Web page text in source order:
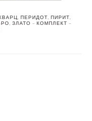
ПЕРИДОТ, ПИРИТ,
ЗЛАТО – КОМПЛЕКТ –